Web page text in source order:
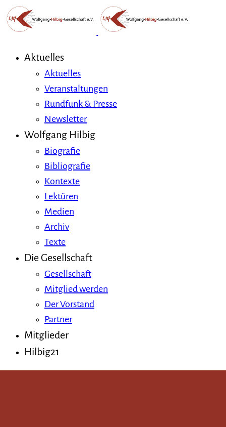
Aktuelles
Aktuelles
Veranstaltungen
Rundfunk & Presse
Newsletter
Wolfgang Hilbig
Biografie
Bibliografie
Kontexte
Lektüren
Medien
Archiv
Texte
Die Gesellschaft
Gesellschaft
Mitglied werden
Der Vorstand
Partner
Mitglieder
Hilbig21